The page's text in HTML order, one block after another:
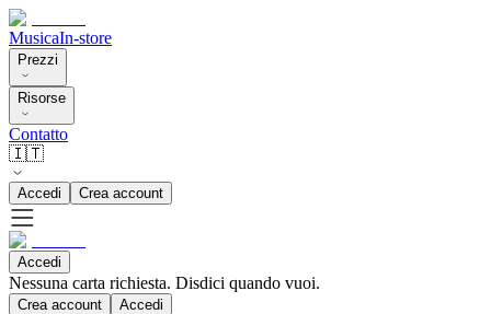
MusicaIn-store
Prezzi
Risorse
Contatto
🇮🇹
Accedi Crea account
Accedi
Nessuna carta richiesta. Disdici quando vuoi.
Crea account Accedi